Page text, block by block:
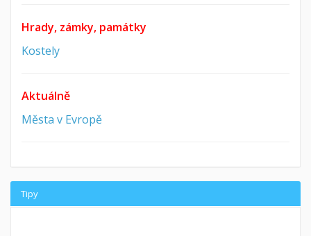
Hrady, zámky, památky
Kostely
Aktuálně
Města v Evropě
Tipy